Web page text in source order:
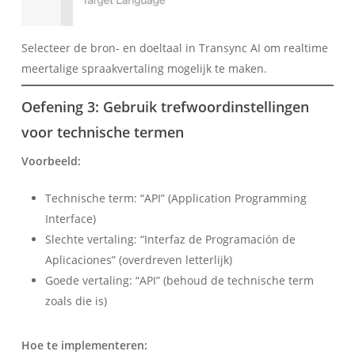
Selecteer de bron- en doeltaal in Transync AI om realtime
meertalige spraakvertaling mogelijk te maken.
Oefening 3: Gebruik trefwoordinstellingen
voor technische termen
Voorbeeld:
Technische term: “API” (Application Programming
Interface)
Slechte vertaling: “Interfaz de Programación de
Aplicaciones” (overdreven letterlijk)
Goede vertaling: “API” (behoud de technische term
zoals die is)
Hoe te implementeren: